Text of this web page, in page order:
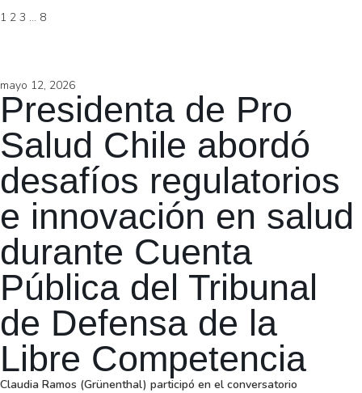
1 2 3 … 8
mayo 12, 2026
Presidenta de Pro
Salud Chile abordó
desafíos regulatorios
e innovación en salud
durante Cuenta
Pública del Tribunal
de Defensa de la
Libre Competencia
Claudia Ramos (Grünenthal) participó en el conversatorio